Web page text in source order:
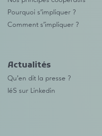
Pourquoi s’impliquer ?
Comment s’impliquer ?
Actualités
Qu’en dit la presse ?
IéS sur Linkedin